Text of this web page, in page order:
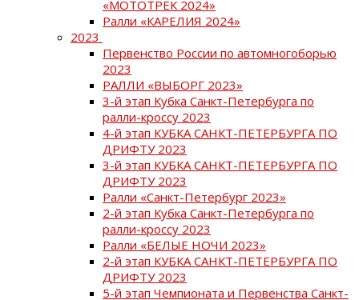
«МОТОТРЕК 2024»
Ралли «КАРЕЛИЯ 2024»
2023
Первенство России по автомногоборью
2023
РАЛЛИ «ВЫБОРГ 2023»
3-й этап Кубка Санкт-Петербурга по
ралли-кроссу 2023
4-й этап КУБКА САНКТ-ПЕТЕРБУРГА ПО
ДРИФТУ 2023
3-й этап КУБКА САНКТ-ПЕТЕРБУРГА ПО
ДРИФТУ 2023
Ралли «Санкт-Петербург 2023»
2-й этап Кубка Санкт-Петербурга по
ралли-кроссу 2023
Ралли «БЕЛЫЕ НОЧИ 2023»
2-й этап КУБКА САНКТ-ПЕТЕРБУРГА ПО
ДРИФТУ 2023
5-й этап Чемпионата и Первенства Санкт-